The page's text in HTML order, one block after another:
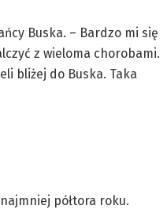
Buska. – Bardzo mi się
z wieloma chorobami.
bliżej do Buska. Taka
półtora roku.